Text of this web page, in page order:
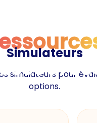
Simulateurs
simulateurs pour
options.